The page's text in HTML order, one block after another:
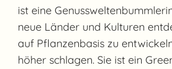
ist eine
neue Länder und Kulturen
auf Pflanzenbasis zu
höher schlagen. Sie ist ein